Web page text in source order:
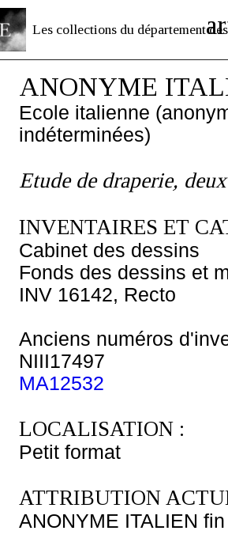
Les collections du département des
ANONYME
Ecole italienne
indéterminées)
Etude de draperie,
INVENTAIRES ET
Cabinet des dessins
Fonds des dessins et
INV 16142, Recto
Anciens numéros
NIII17497
MA12532
LOCALISATION :
Petit format
ATTRIBUTION
ANONYME ITALIEN